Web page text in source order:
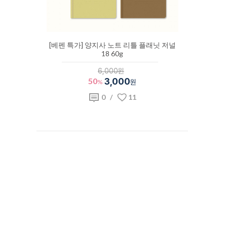
[베펜 특가] 양지사 노트 리틀 플래닛 저널
18 60g
6,000원
50% 3,000원
0/ 11